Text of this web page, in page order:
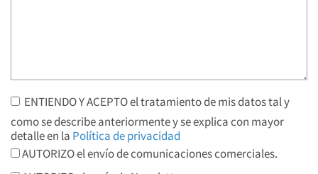
ENTIENDO Y ACEPTO el tratamiento de mis datos tal y
como se describe anteriormente y se explica con mayor
detalle en la Política de privacidad
AUTORIZO el envío de comunicaciones comerciales.